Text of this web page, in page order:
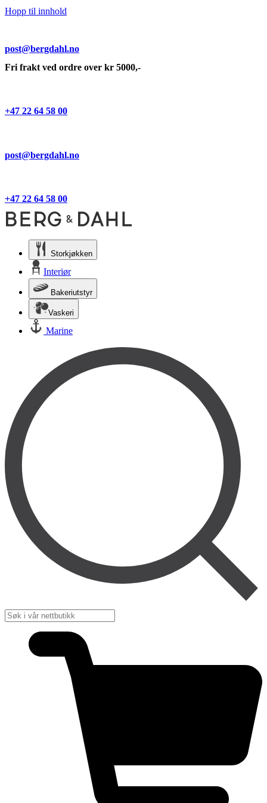
Hopp til innhold
post@bergdahl.no
Fri frakt ved ordre over kr 5000,-
+47 22 64 58 00
post@bergdahl.no
+47 22 64 58 00
Storkjøkken
Interiør
Bakeriutstyr
Vaskeri
Marine